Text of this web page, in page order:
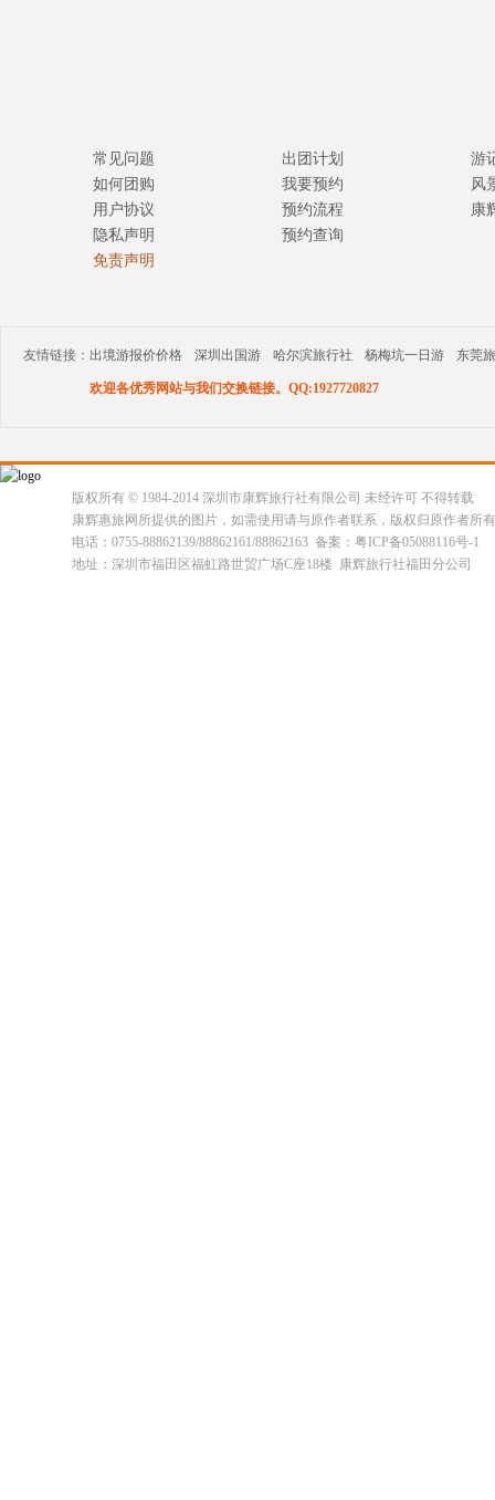
常见问题
如何团购
用户协议
隐私声明
免责声明
出团计划
我要预约
预约流程
预约查询
游
风
康
友情链接： 出境游报价价格 深圳出国游 哈尔滨旅行社 杨梅坑一日游 东莞
欢迎各优秀网站与我们交换链接。QQ:1927720827
版权所有 © 1984-2014 深圳市康辉旅行社有限公司 未经许可 不得转载
康辉惠旅网所提供的图片，如需使用请与原作者联系，版权归原作者所
电话：0755-88862139/88862161/88862163 备案：粤ICP备05088116号-1
地址：深圳市福田区福虹路世贸广场C座18楼 康辉旅行社福田分公司